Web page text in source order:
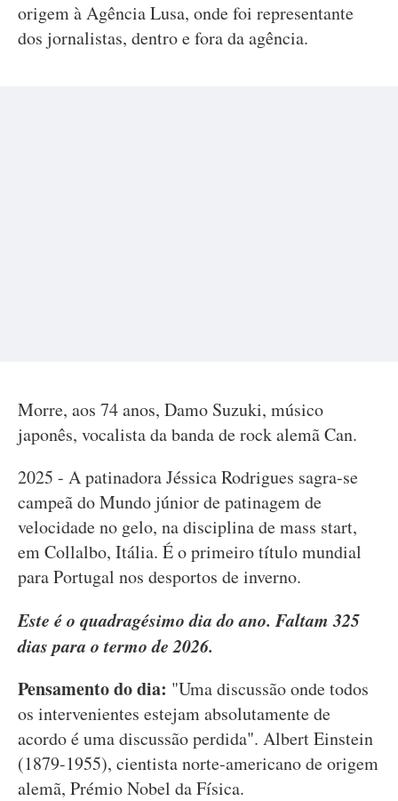
origem à Agência Lusa, onde foi representante
dos jornalistas, dentro e fora da agência.
Morre, aos 74 anos, Damo Suzuki, músico
japonês, vocalista da banda de rock alemã Can.
2025 - A patinadora Jéssica Rodrigues sagra-se
campeã do Mundo júnior de patinagem de
velocidade no gelo, na disciplina de mass start,
em Collalbo, Itália. É o primeiro título mundial
para Portugal nos desportos de inverno.
Este é o quadragésimo dia do ano. Faltam 325
dias para o termo de 2026.
Pensamento do dia: "Uma discussão onde todos
os intervenientes estejam absolutamente de
acordo é uma discussão perdida". Albert Einstein
(1879-1955), cientista norte-americano de origem
alemã, Prémio Nobel da Física.